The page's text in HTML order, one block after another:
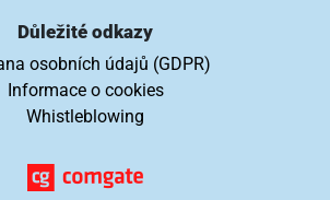
Důležité odkazy
osobních údajů (GDPR)
Informace o cookies
Whistleblowing